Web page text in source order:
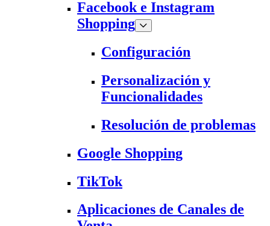
Facebook e Instagram
Shopping
Configuración
Personalización y
Funcionalidades
Resolución de problemas
Google Shopping
TikTok
Aplicaciones de Canales de